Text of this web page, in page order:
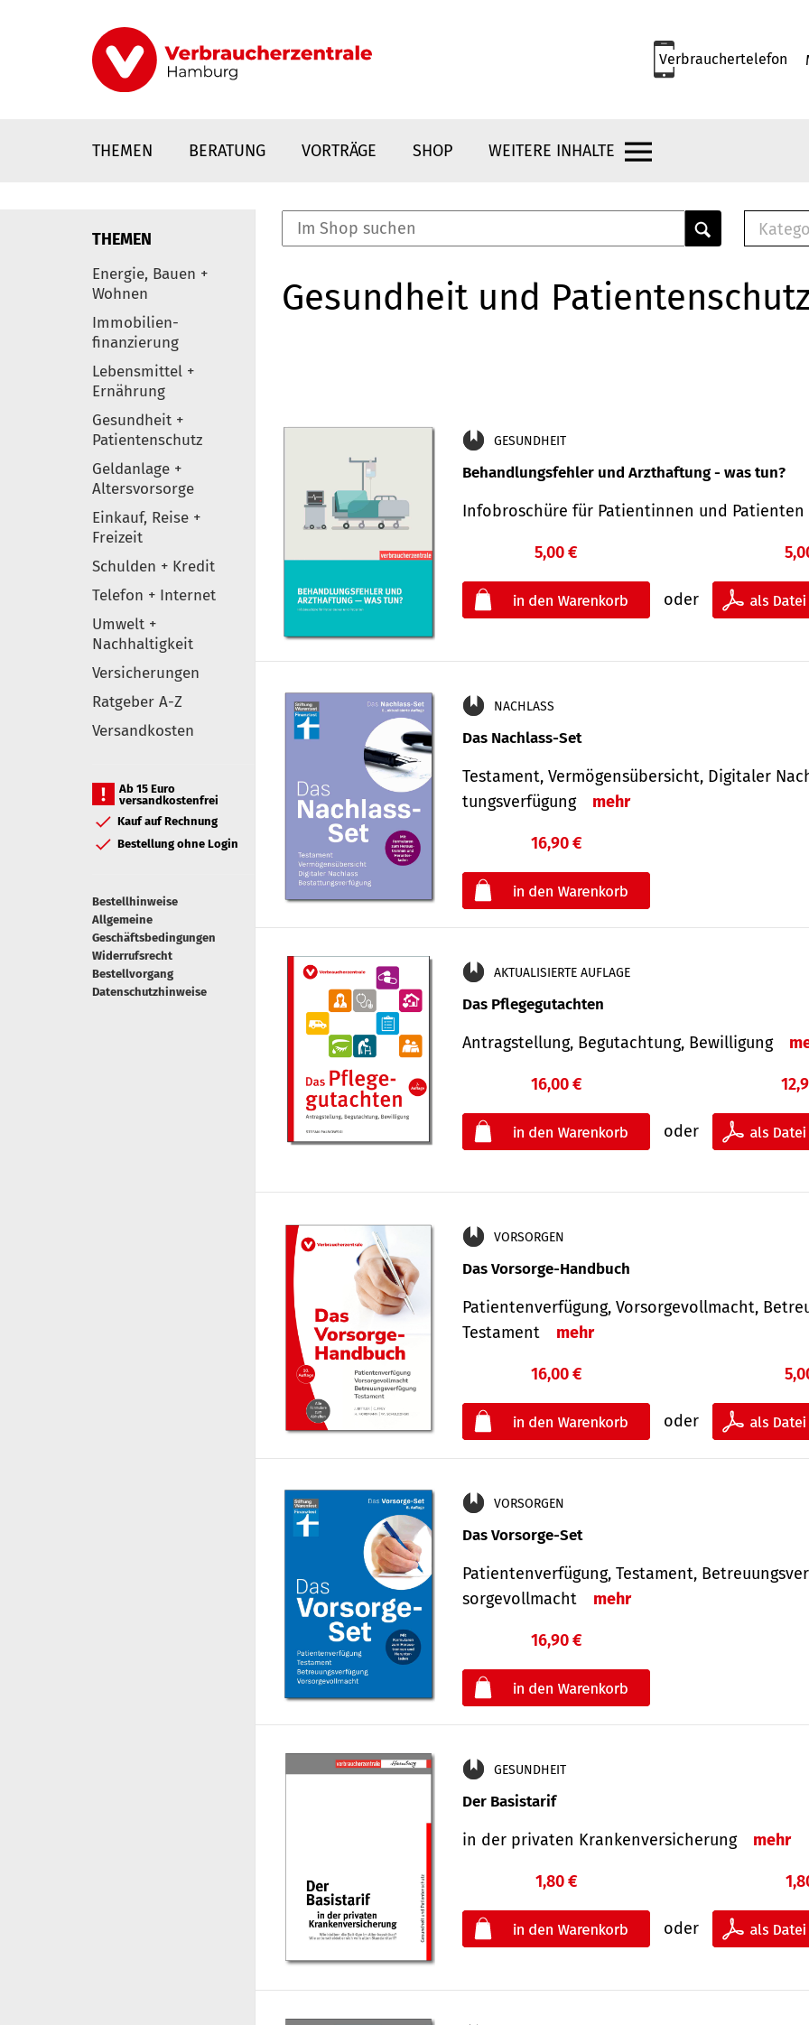
Verbrauchertelefon
THEMEN BERATUNG VORTRÄGE SHOP WEITERE INHALTE
Elemente
THEMEN
Energie, Bauen +
Wohnen
Immobilien-
finanzierung
Lebensmittel +
Ernährung
Gesundheit +
Patientenschutz
Geldanlage +
Altersvorsorge
Einkauf, Reise +
Freizeit
Schulden + Kredit
Telefon + Internet
Umwelt +
Nachhaltigkeit
Versicherungen
Ratgeber A-Z
Versandkosten
Ab 15 Euro
versandkostenfrei
Kauf auf Rechnung
Bestellung ohne Login
Bestellhinweise
Allgemeine
Geschäftsbedingungen
Widerrufsrecht
Bestellvorgang
Datenschutzhinweise
E-
Gesundheit und
GESUNDHEIT
Behandlungsfehler und Arzthaftung - was tun?
Infobroschüre für Patientinnen und
5,00 €
oder
NACHLASS
Das Nachlass-Set
Testament, Vermögens­übersicht, Digitaler
tungs­ver­fügung
mehr
16,90 €
AKTUALISIERTE AUFLAGE
Das Pflegegutachten
Antragstellung, Begutachtung, Bewilligung
16,00 €
oder
VORSORGEN
Das Vorsorge-Handbuch
Patientenverfügung, Vorsorgevollmacht,
Testament
mehr
16,00 €
oder
VORSORGEN
Das Vorsorge-Set
Patienten­ver­fügung, Testa­ment,
sorge­voll­macht
mehr
16,90 €
GESUNDHEIT
Der Basistarif
in der privaten Kran­ken­ver­siche­rung mehr
1,80 €
oder